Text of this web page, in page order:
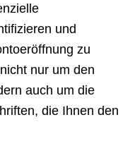
und
zu
nur um den
auch um die
die Ihnen den